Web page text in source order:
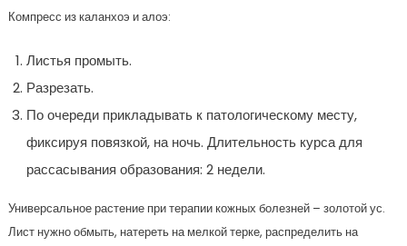
Компресс из каланхоэ и алоэ:
Листья промыть.
Разрезать.
По очереди прикладывать к патологическому месту,
фиксируя повязкой, на ночь. Длительность курса для
рассасывания образования: 2 недели.
Универсальное растение при терапии кожных болезней – золотой ус.
Лист нужно обмыть, натереть на мелкой терке, распределить на